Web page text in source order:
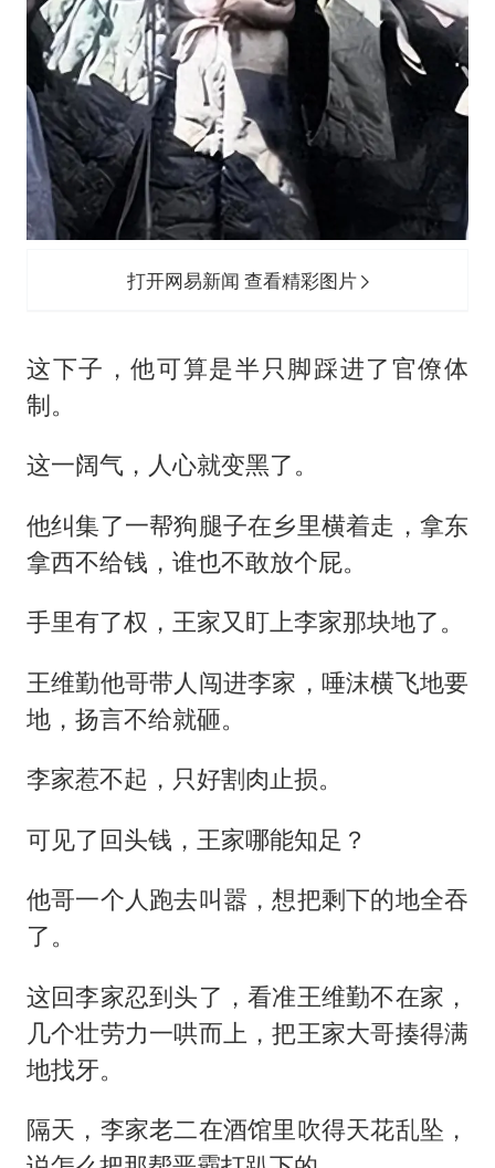
打开网易新闻 查看精彩图片
这下子，他可算是半只脚踩进了官僚体
制。
这一阔气，人心就变黑了。
他纠集了一帮狗腿子在乡里横着走，拿东
拿西不给钱，谁也不敢放个屁。
手里有了权，王家又盯上李家那块地了。
王维勤他哥带人闯进李家，唾沫横飞地要
地，扬言不给就砸。
李家惹不起，只好割肉止损。
可见了回头钱，王家哪能知足？
他哥一个人跑去叫嚣，想把剩下的地全吞
了。
这回李家忍到头了，看准王维勤不在家，
几个壮劳力一哄而上，把王家大哥揍得满
地找牙。
隔天，李家老二在酒馆里吹得天花乱坠，